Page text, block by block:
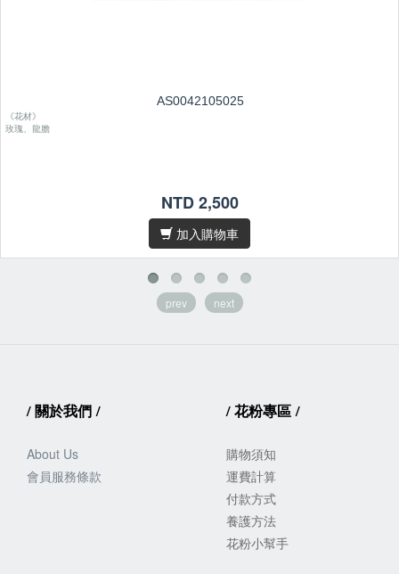
AS0042105025
《花材》
玫瑰、龍膽
NTD 2,500
加入購物車
prev next
/關於我們 /
About Us
會員服務條款
/花粉專區 /
購物須知
運費計算
付款方式
養護方法
花粉小幫手